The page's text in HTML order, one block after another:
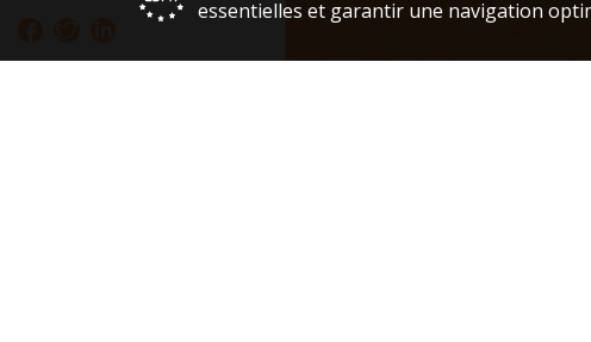
essentielles et garantir une navigation